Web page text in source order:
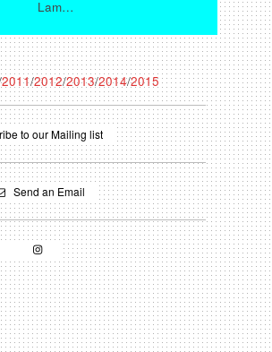
Lam…
2011/2012/2013/2014/2015
to our Mailing list
Send an Email